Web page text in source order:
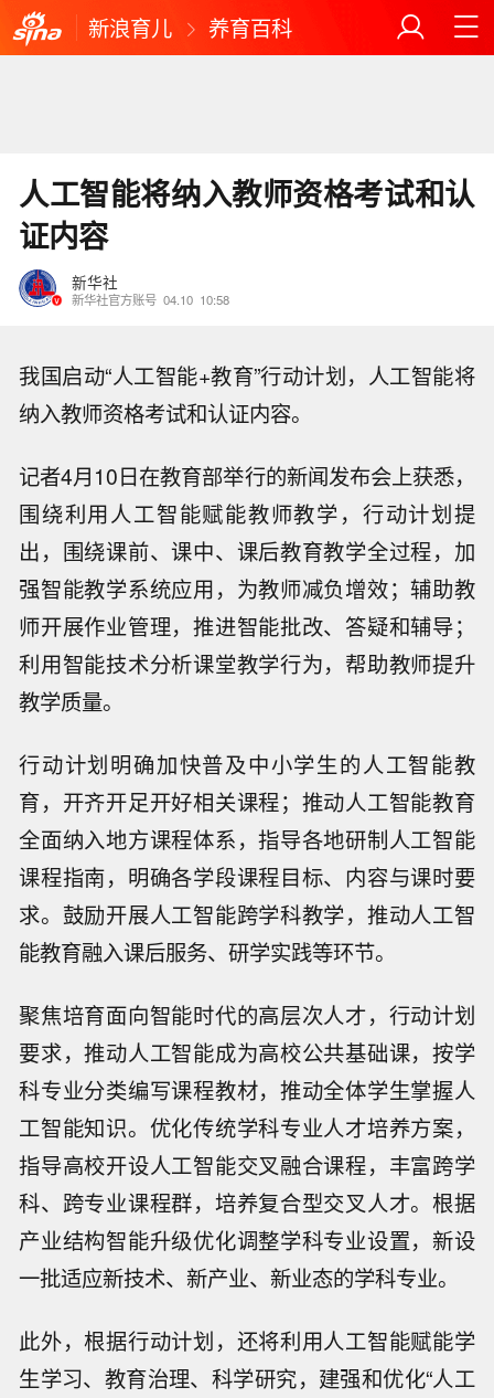
新浪育儿 养育百科
人工智能将纳入教师资格考试和认
证内容
新华社
新华社官方账号 04.10 10:58
我国启动“人工智能+教育”行动计划，人工智能将
纳入教师资格考试和认证内容。
记者4月10日在教育部举行的新闻发布会上获悉，
围绕利用人工智能赋能教师教学，行动计划提
出，围绕课前、课中、课后教育教学全过程，加
强智能教学系统应用，为教师减负增效；辅助教
师开展作业管理，推进智能批改、答疑和辅导；
利用智能技术分析课堂教学行为，帮助教师提升
教学质量。
行动计划明确加快普及中小学生的人工智能教
育，开齐开足开好相关课程；推动人工智能教育
全面纳入地方课程体系，指导各地研制人工智能
课程指南，明确各学段课程目标、内容与课时要
求。鼓励开展人工智能跨学科教学，推动人工智
能教育融入课后服务、研学实践等环节。
聚焦培育面向智能时代的高层次人才，行动计划
要求，推动人工智能成为高校公共基础课，按学
科专业分类编写课程教材，推动全体学生掌握人
工智能知识。优化传统学科专业人才培养方案，
指导高校开设人工智能交叉融合课程，丰富跨学
科、跨专业课程群，培养复合型交叉人才。根据
产业结构智能升级优化调整学科专业设置，新设
一批适应新技术、新产业、新业态的学科专业。
此外，根据行动计划，还将利用人工智能赋能学
生学习、教育治理、科学研究，建强和优化“人工